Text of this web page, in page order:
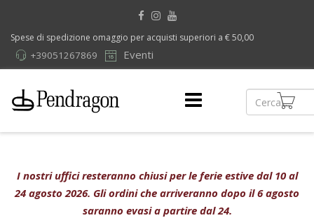
Spese di spedizione omaggio per acquisti superiori a € 50,00
Eventi
+39051267869
I nostri uffici resteranno chiusi per le ferie estive dal 10 al
24 agosto 2026. Gli ordini che arriveranno dopo il 6 agosto
saranno evasi a partire dal 24.